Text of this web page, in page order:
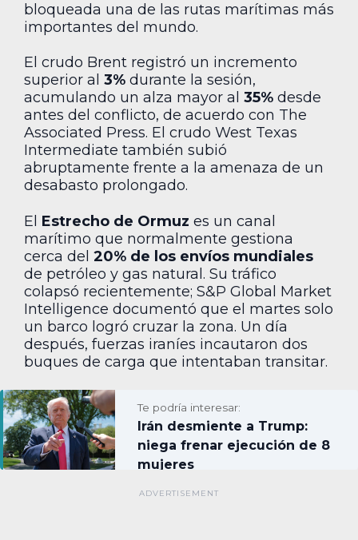
bloqueada una de las rutas marítimas más
importantes del mundo.
El crudo Brent registró un incremento
superior al 3% durante la sesión,
acumulando un alza mayor al 35% desde
antes del conflicto, de acuerdo con The
Associated Press. El crudo West Texas
Intermediate también subió
abruptamente frente a la amenaza de un
desabasto prolongado.
El Estrecho de Ormuz es un canal
marítimo que normalmente gestiona
cerca del 20% de los envíos mundiales
de petróleo y gas natural. Su tráfico
colapsó recientemente; S&P Global Market
Intelligence documentó que el martes solo
un barco logró cruzar la zona. Un día
después, fuerzas iraníes incautaron dos
buques de carga que intentaban transitar.
Te podría interesar:
Irán desmiente a Trump:
niega frenar ejecución de 8
mujeres